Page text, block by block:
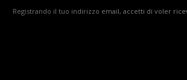
Registrando il tuo indirizzo email, accetti di voler